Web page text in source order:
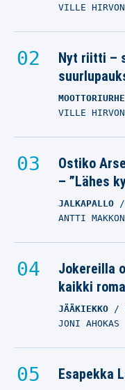
VILLE
Nyt riitti –
VILLE
Ostiko
– ”Lähes
JALKAPALLO
ANTTI
Jokereilla
kaikki
JÄÄKIEKKO
JONI AHOKAS
Esapekka